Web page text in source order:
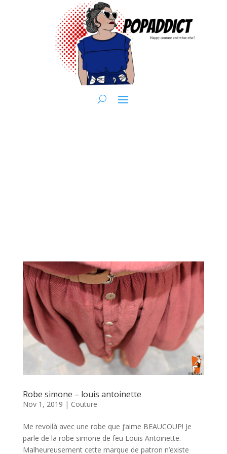
Robe simone – louis antoinette
Nov 1, 2019 | Couture
Me revoilà avec une robe que j’aime BEAUCOUP! Je
parle de la robe simone de feu Louis Antoinette.
Malheureusement cette marque de patron n’existe